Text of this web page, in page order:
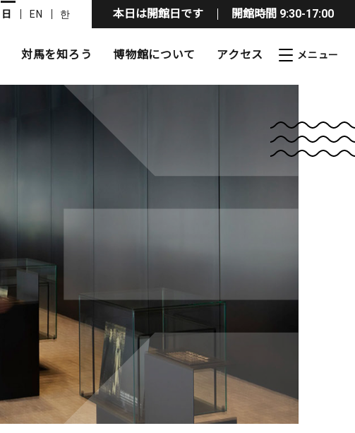
日 EN 한 本日は開館日です 開館時間 9:30-17:00
対馬を知ろう 博物館について アクセス